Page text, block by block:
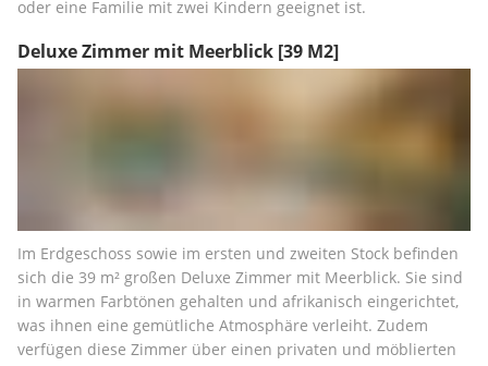
oder eine Familie mit zwei Kindern geeignet ist.
Deluxe Zimmer mit Meerblick [39 M2]
Im Erdgeschoss sowie im ersten und zweiten Stock befinden
sich die 39 m² großen Deluxe Zimmer mit Meerblick. Sie sind
in warmen Farbtönen gehalten und afrikanisch eingerichtet,
was ihnen eine gemütliche Atmosphäre verleiht. Zudem
verfügen diese Zimmer über einen privaten und möblierten